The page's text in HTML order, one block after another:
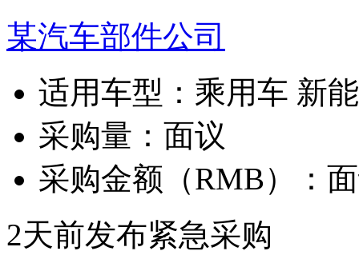
某汽车部件公司
适用车型： 乘用车 新
采购量： 面议
采购金额（RMB）：
2天前发布紧急采购